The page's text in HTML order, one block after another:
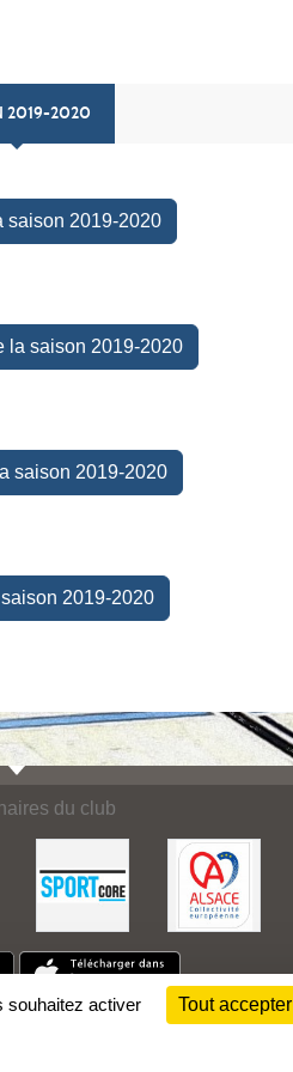
2019-2020
saison 2019-2020
la saison 2019-2020
saison 2019-2020
2019-2020
du club
souhaitez activer Tout accepter